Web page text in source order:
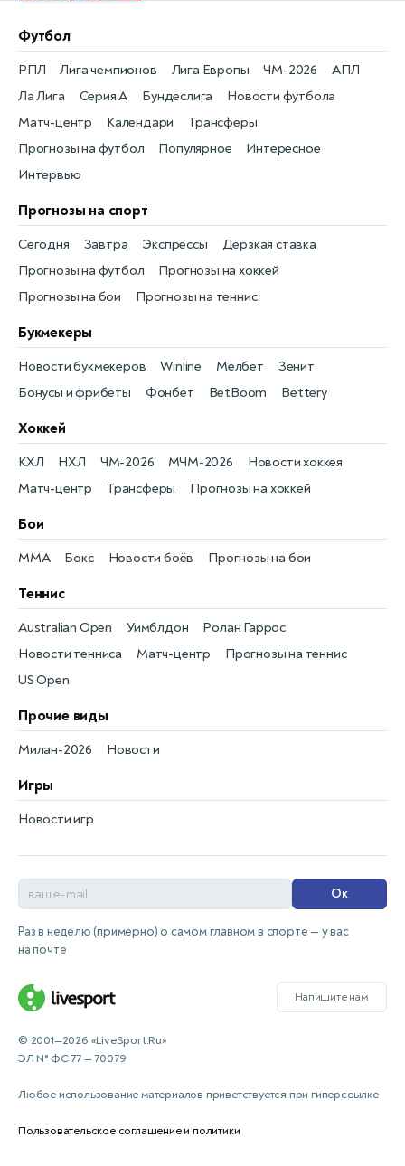
Футбол
Новости футбола
РПЛ
Матч-центр
Лига чемпионов
Календари
Лига Европы
Трансферы
ЧМ-2026
Прогнозы на футбол
АПЛ
Популярное
Ла Лига
Интересное
Серия А
Интервью
Бундеслига
Прогнозы на спорт
Прогнозы на футбол
Сегодня
Прогнозы на хоккей
Завтра
Прогнозы на бои
Экспрессы
Прогнозы на теннис
Дерзкая ставка
Букмекеры
Бонусы и фрибеты
Новости букмекеров
Фонбет
Winline
BetBoom
Мелбет
Bettery
Зенит
Хоккей
Новости хоккея
КХЛ
Матч-центр
НХЛ
Трансферы
ЧМ-2026
Прогнозы на хоккей
МЧМ-2026
Бои
Новости боёв
MMA Прогнозы на бои
Бокс
Теннис
Новости тенниса
Australian Open
Матч-центр
Уимблдон
Прогнозы на теннис
Ролан Гаррос
US Open
Прочие виды
Новости
Милан-2026
Игры
Новости игр
Ок
Раз в неделю (примерно) о самом главном в спорте — у вас
на почте
Напишите нам
© 2001—2026 «LiveSport.Ru»
ЭЛ № ФС 77 — 70079
Любое использование материалов приветствуется при гиперссылке
Пользовательское соглашение и политики